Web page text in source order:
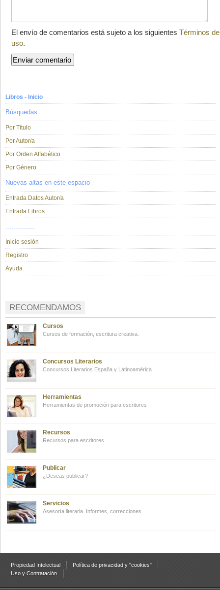
El envío de comentarios está sujeto a los siguientes Términos de
uso.
Libros - Inicio
Búsquedas
Por Título
Por Autor/a
Por Orden Alfabético
Por Género
Nuevas altas en este espacio
Entrada Datos Autor/a
Entrada Libros
...............
Inicio sesión
Registro
Ayuda
RECOMENDAMOS
Cursos
Cursos de formación, escritura creativa.
Concursos Literarios
Concursos Literarios España y Latinoamérica
Herramientas
Herramientas de promoción para escritores
Recursos
Recursos para escritores
Publicar
¿Deseas publicar?
Servicios
Asesoría literaria. Informes, correcciones
Propiedad Intelectual
Política de privacidad y "cookies"
Uso y Contratación